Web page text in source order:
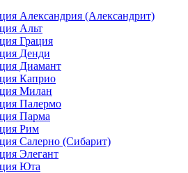
Александрия (Александрит)
Альт
Грация
Денди
Диамант
Каприо
Милан
Палермо
Парма
Рим
Салерно (Сибарит)
Элегант
Юта